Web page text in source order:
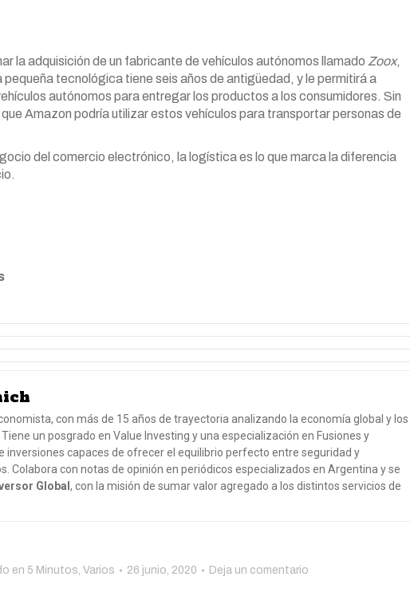
la adquisición de un fabricante de vehículos autónomos llamado Zoox,
tecnológica tiene seis años de antigüedad, y le permitirá a
autónomos para entregar los productos a los consumidores. Sin
Amazon podría utilizar estos vehículos para transportar personas de
del comercio electrónico, la logística es lo que marca la diferencia
con más de 15 años de trayectoria analizando la economía global y los
un posgrado en Value Investing y una especialización en Fusiones y
inversiones capaces de ofrecer el equilibrio perfecto entre seguridad y
Colabora con notas de opinión en periódicos especializados en Argentina y se
Global , con la misión de sumar valor agregado a los distintos servicios de
en 5 Minutos, Varios 26 junio, 2020 Deja un comentario